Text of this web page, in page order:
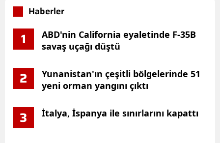
Haberler
1
ABD'nin California eyaletinde F-35B
savaş uçağı düştü
2
Yunanistan'ın çeşitli bölgelerinde 51
yeni orman yangını çıktı
3 İtalya, İspanya ile sınırlarını kapattı